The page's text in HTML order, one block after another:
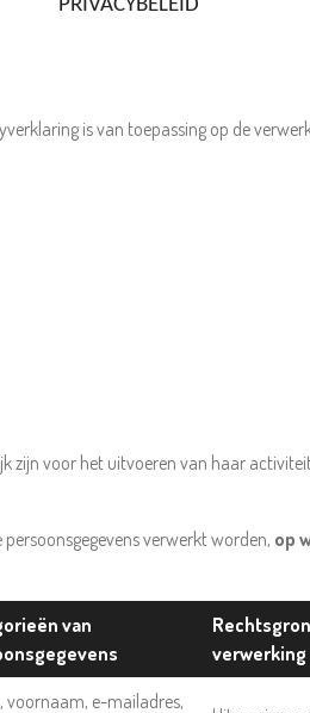
PRIVACYBELEID
is van toepassing op de
zijn voor het uitvoeren van haar
persoonsgegevens verwerkt worden, op
van
verwerking
voornaam, e-mailadres,